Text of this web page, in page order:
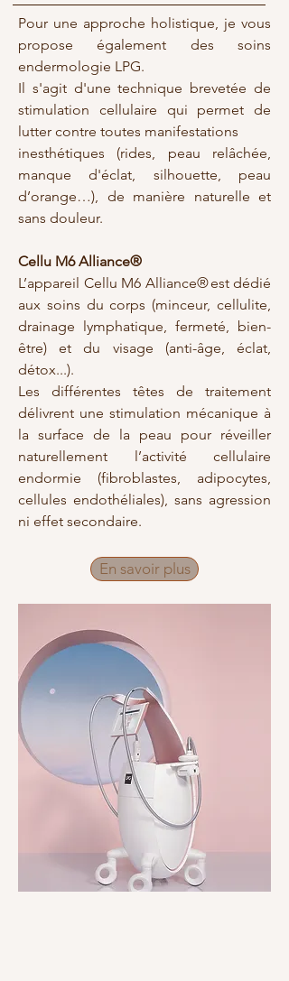
Pour une approche holistique, je vous
propose également des soins
endermologie LPG.
Il s'agit d'une technique brevetée de
stimulation cellulaire qui permet de
lutter contre toutes manifestations
inesthétiques (rides, peau relâchée,
manque d'éclat, silhouette, peau
d’orange…), de manière naturelle et
sans douleur.
Cellu M6 Alliance®
L’appareil Cellu M6 Alliance® est dédié
aux soins du corps (minceur, cellulite,
drainage lymphatique, fermeté, bien-
être) et du visage (anti-âge, éclat,
détox...).
Les différentes têtes de traitement
délivrent une stimulation mécanique à
la surface de la peau pour réveiller
naturellement l’activité cellulaire
endormie (fibroblastes, adipocytes,
cellules endothéliales), sans agression
ni effet secondaire.
En savoir plus